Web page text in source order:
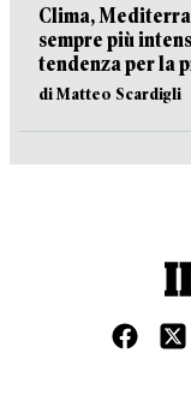
Clima,
sempre più
tendenza per la
di Matteo Scardigli